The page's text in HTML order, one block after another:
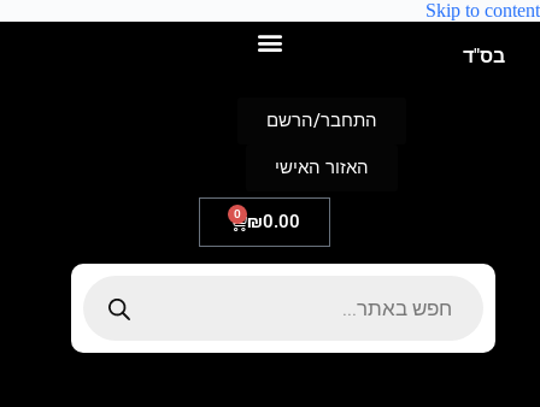
Skip to content
בס"ד
₪0.00
0
התחבר/הרשם
האזור האישי